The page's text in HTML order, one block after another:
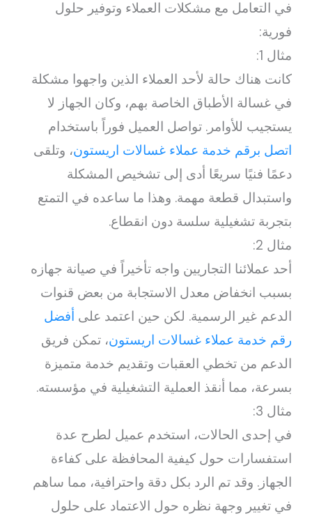
في التعامل مع مشكلات العملاء وتوفير حلول
فورية:
مثال 1:
كانت هناك حالة لأحد العملاء الذين واجهوا مشكلة
في غسالة الأطباق الخاصة بهم، وكان الجهاز لا
يستجيب للأوامر. تواصل العميل فوراً باستخدام
اتصل برقم خدمة عملاء غسالات اريستون، وتلقى
دعمًا فنيًا سريعًا أدى إلى تشخيص المشكلة
واستبدال قطعة مهمة. وهذا ما ساعده في التمتع
بتجربة تشغيلية سلسة دون انقطاع.
مثال 2:
أحد عملائنا التجاريين واجه تأخيراً في صيانة جهازه
بسبب انخفاض معدل الاستجابة من بعض قنوات
الدعم غير الرسمية. لكن حين اعتمد على أفضل
رقم خدمة عملاء غسالات اريستون، تمكن فريق
الدعم من تخطي العقبات وتقديم خدمة متميزة
بسرعة، مما أنقذ العملية التشغيلية في مؤسسته.
مثال 3:
في إحدى الحالات، استخدم عميل لطرح عدة
استفسارات حول كيفية المحافظة على كفاءة
الجهاز. وقد تم الرد بكل دقة واحترافية، مما ساهم
في تغيير وجهة نظره حول الاعتماد على حلول